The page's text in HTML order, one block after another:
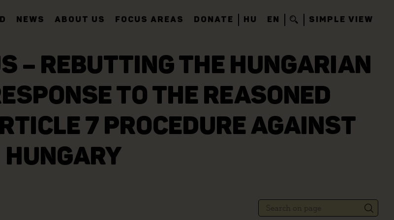
NEWS ABOUT US FOCUS AREAS DONATE HU EN SIMPLE VIEW
– REBUTTING THE HUNGARIAN
TO THE REASONED
7 PROCEDURE AGAINST
HUNGARY